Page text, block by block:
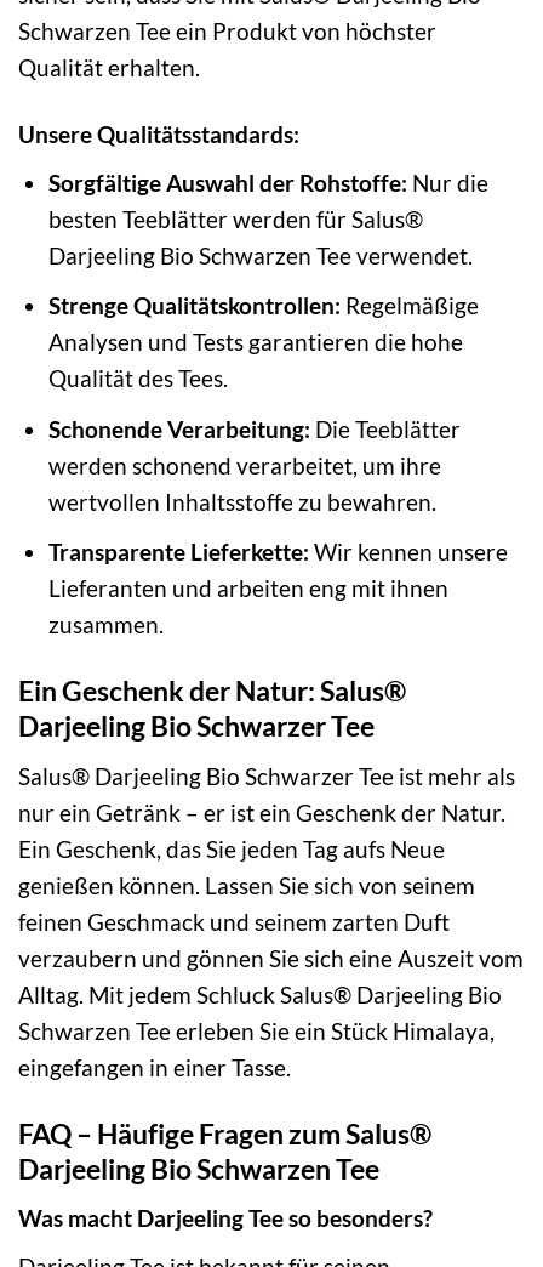
Schwarzen Tee ein Produkt von höchster
Qualität erhalten.
Unsere Qualitätsstandards:
Sorgfältige Auswahl der Rohstoffe: Nur die
besten Teeblätter werden für Salus®
Darjeeling Bio Schwarzen Tee verwendet.
Strenge Qualitätskontrollen: Regelmäßige
Analysen und Tests garantieren die hohe
Qualität des Tees.
Schonende Verarbeitung: Die Teeblätter
werden schonend verarbeitet, um ihre
wertvollen Inhaltsstoffe zu bewahren.
Transparente Lieferkette: Wir kennen unsere
Lieferanten und arbeiten eng mit ihnen
zusammen.
Ein Geschenk der Natur: Salus®
Darjeeling Bio Schwarzer Tee
Salus® Darjeeling Bio Schwarzer Tee ist mehr als
nur ein Getränk – er ist ein Geschenk der Natur.
Ein Geschenk, das Sie jeden Tag aufs Neue
genießen können. Lassen Sie sich von seinem
feinen Geschmack und seinem zarten Duft
verzaubern und gönnen Sie sich eine Auszeit vom
Alltag. Mit jedem Schluck Salus® Darjeeling Bio
Schwarzen Tee erleben Sie ein Stück Himalaya,
eingefangen in einer Tasse.
FAQ – Häufige Fragen zum Salus®
Darjeeling Bio Schwarzen Tee
Was macht Darjeeling Tee so besonders?